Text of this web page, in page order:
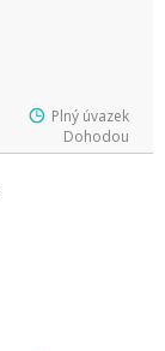
Plný úvazek
Dohodou